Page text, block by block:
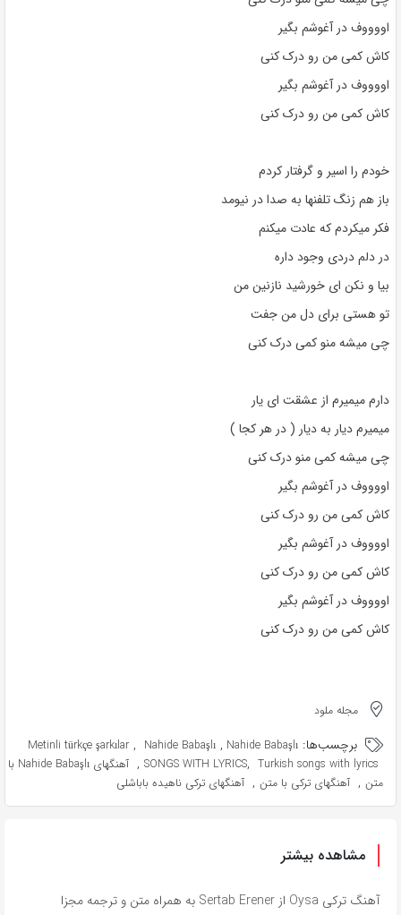
اووووف در آغوشم بگیر
کاش کمی من رو درک کنی
اووووف در آغوشم بگیر
کاش کمی من رو درک کنی
خودم را اسیر و گرفتار کردم
باز هم زنگ تلفنها به صدا در نیومد
فکر میکردم که عادت میکنم
در دلم دردی وجود داره
بیا و نکن ای خورشید نازنین من
تو هستی برای دل من جفت
چی میشه منو کمی درک کنی
دارم میمیرم از عشقت ای یار
میمیرم دیار به دیار ( در هر کجا )
چی میشه کمی منو درک کنی
اووووف در آغوشم بگیر
کاش کمی من رو درک کنی
اووووف در آغوشم بگیر
کاش کمی من رو درک کنی
اووووف در آغوشم بگیر
کاش کمی من رو درک کنی
مجله ملود
برچسب‌ها: Metinli türkçe şarkılar , Nahide Babaşlı , Nahide Babaşlı
SONGS WITH LYRICS, Turkish songs with lyrics
,
آهنگهای Nahide Babaşlı با
متن , آهنگهای ترکی با متن , آهنگهای ترکی ناهیده باباشلی
مشاهده بیشتر
آهنگ ترکی Oysa از Sertab Erener به همراه متن و ترجمه مجزا